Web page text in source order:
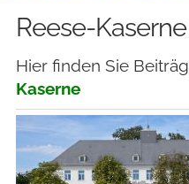
Reese-Kaserne
Hier finden Sie
Kaserne